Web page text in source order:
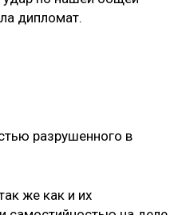
дипломат.
разрушенного в
же как и их